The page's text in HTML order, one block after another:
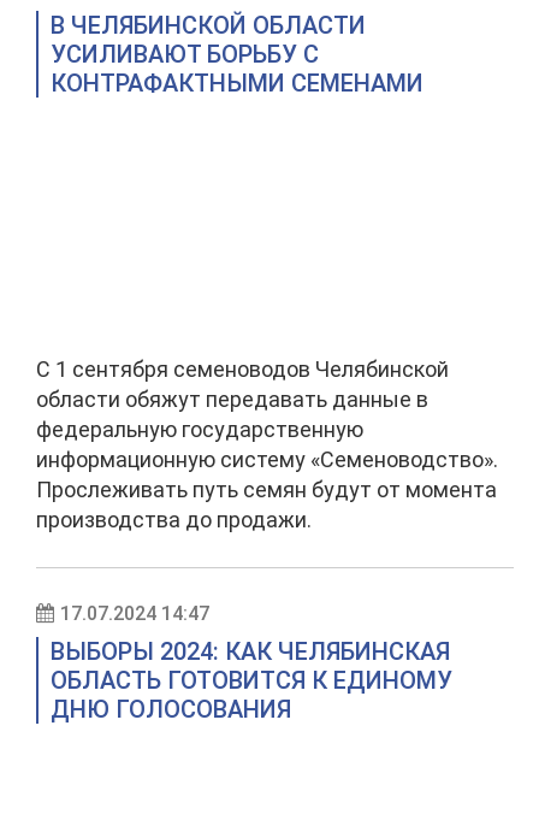
В ЧЕЛЯБИНСКОЙ ОБЛАСТИ
УСИЛИВАЮТ БОРЬБУ С
КОНТРАФАКТНЫМИ СЕМЕНАМИ
С 1 сентября семеноводов Челябинской
области обяжут передавать данные в
федеральную государственную
информационную систему «Семеноводство».
Прослеживать путь семян будут от момента
производства до продажи.
17.07.2024 14:47
ВЫБОРЫ 2024: КАК ЧЕЛЯБИНСКАЯ
ОБЛАСТЬ ГОТОВИТСЯ К ЕДИНОМУ
ДНЮ ГОЛОСОВАНИЯ